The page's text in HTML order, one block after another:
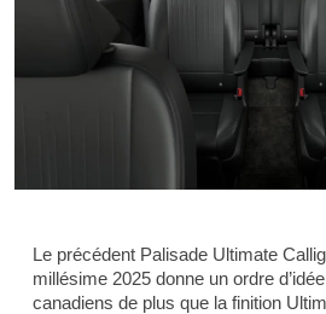
Le précédent Palisade Ultimate
millésime 2025 donne un ordre
canadiens de plus que la finition